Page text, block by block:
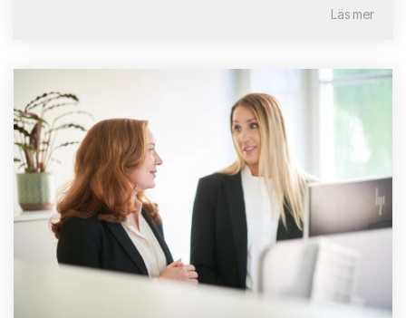
Läs mer